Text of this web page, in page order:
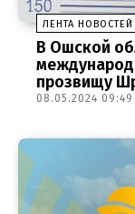
ЛЕНТА НОВОСТЕЙ
В Ошской
прозвищу
08.05.2024 09:49